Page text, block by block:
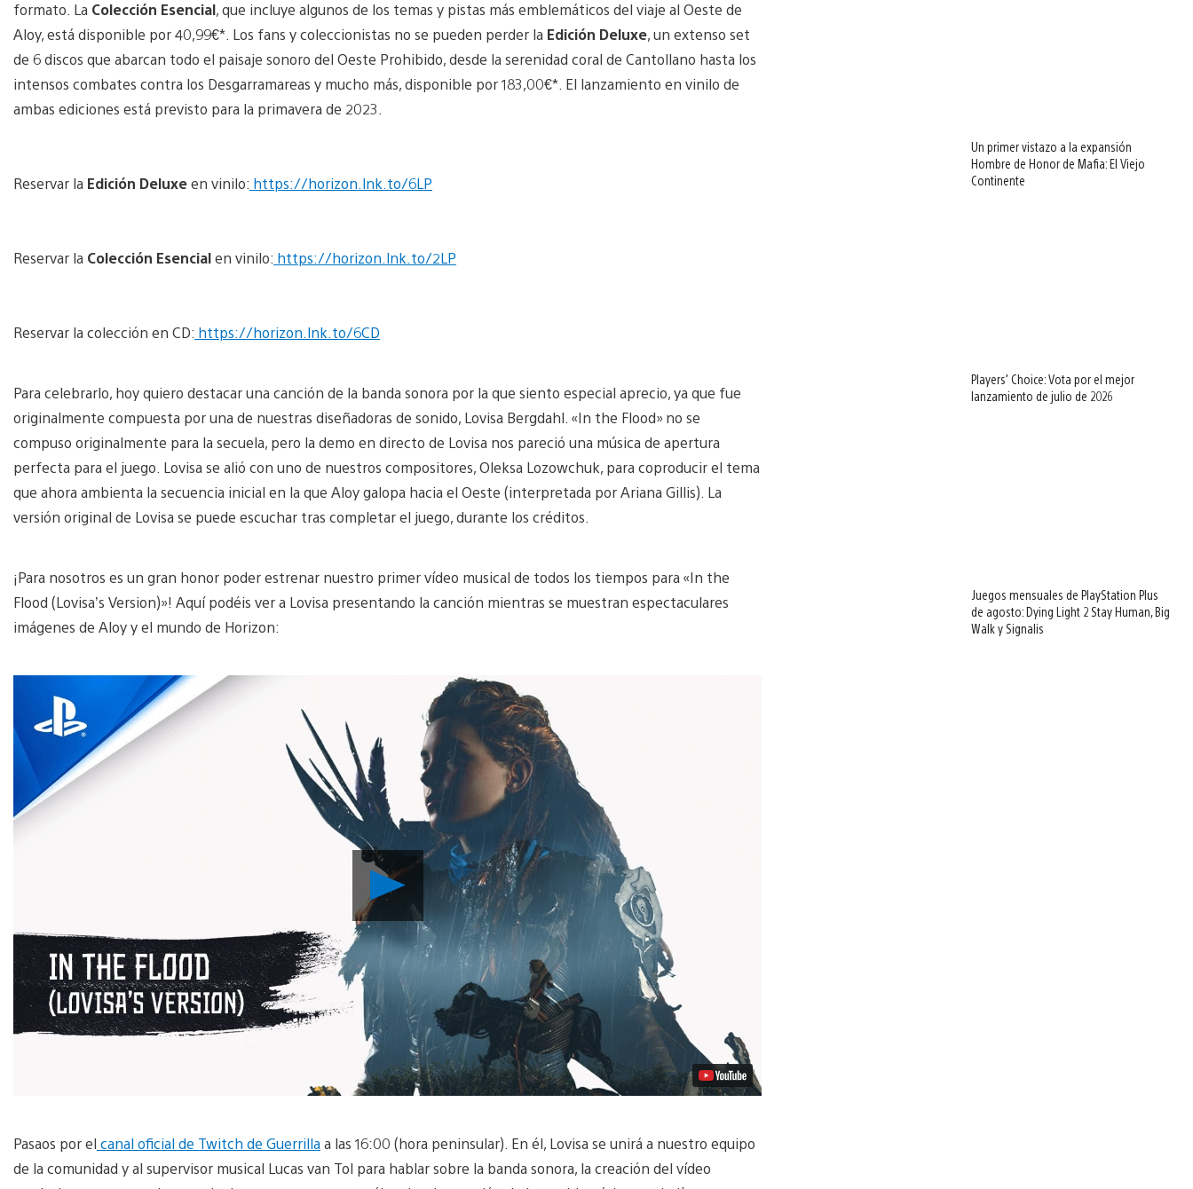
formato. La Colección Esencial, que incluye algunos de los temas y pistas más emblemáticos del viaje al Oeste de
Aloy, está disponible por 40,99€*. Los fans y coleccionistas no se pueden perder la Edición Deluxe, un extenso set
de 6 discos que abarcan todo el paisaje sonoro del Oeste Prohibido, desde la serenidad coral de Cantollano hasta los
intensos combates contra los Desgarramareas y mucho más, disponible por 183,00€*. El lanzamiento en vinilo de
ambas ediciones está previsto para la primavera de 2023.
Reservar la Edición Deluxeen vinilo: https://horizon.lnk.to/6LP
Reservar la Colección Esencialen vinilo: https://horizon.lnk.to/2LP
Reservar la colección en CD: https://horizon.lnk.to/6CD
Para celebrarlo, hoy quiero destacar una canción de la banda sonora por la que siento especial aprecio, ya que fue
originalmente compuesta por una de nuestras diseñadoras de sonido, Lovisa Bergdahl. «In the Flood» no se
compuso originalmente para la secuela, pero la demo en directo de Lovisa nos pareció una música de apertura
perfecta para el juego. Lovisa se alió con uno de nuestros compositores, Oleksa Lozowchuk, para coproducir el tema
que ahora ambienta la secuencia inicial en la que Aloy galopa hacia el Oeste (interpretada por Ariana Gillis). La
versión original de Lovisa se puede escuchar tras completar el juego, durante los créditos.
¡Para nosotros es un gran honor poder estrenar nuestro primer vídeo musical de todos los tiempos para «In the
Flood (Lovisa’s Version)»! Aquí podéis ver a Lovisa presentando la canción mientras se muestran espectaculares
imágenes de Aloy y el mundo de Horizon:
Reproducir
vídeo
Pasaos por el canal oficial de Twitch de Guerrillaa las 16:00 (hora peninsular). En él, Lovisa se unirá a nuestro equipo
de la comunidad y al supervisor musical Lucas van Tol para hablar sobre la banda sonora, la creación del vídeo
Un primer vistazo a la expansión
Hombre de Honor de Mafia: El Viejo
Continente
Players’ Choice: Vota por el mejor
lanzamiento de julio de 2026
Juegos mensuales de PlayStation Plus
de agosto: Dying Light 2 Stay Human, Big
Walk y Signalis